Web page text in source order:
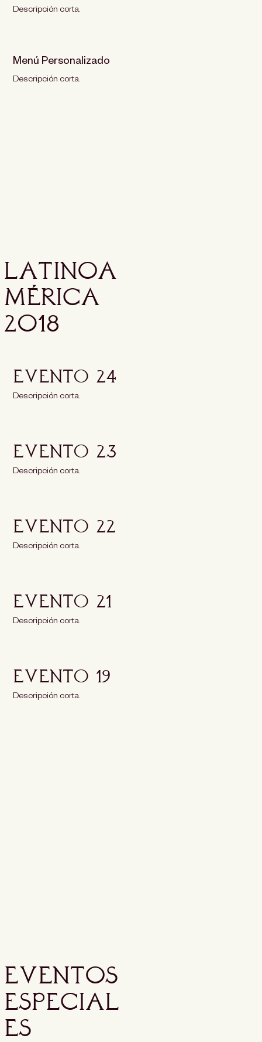
Descripción corta.
Menú Personalizado
Descripción corta.
LATINOA
MÉRICA
2018
Evento 24
Descripción corta.
Evento 23
Descripción corta.
Evento 22
Descripción corta.
Evento 21
Descripción corta.
Evento 19
Descripción corta.
EVENTOS
ESPECIAL
ES